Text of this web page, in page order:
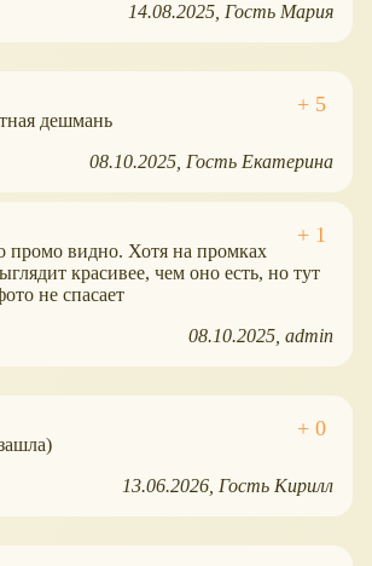
14.08.2025 Гость Мария
дешмань
08.10.2025 Гость Екатерина
промо видно. Хотя на промках
красивее, чем оно есть, но тут
не спасает
08.10.2025 admin
13.06.2026 Гость Кирилл